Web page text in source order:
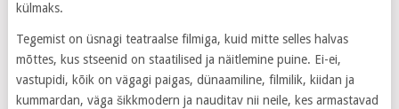
külmaks.
Tegemist on üsnagi teatraalse filmiga, kuid mitte selles halvas
mõttes, kus stseenid on staatilised ja näitlemine puine. Ei-ei,
vastupidi, kõik on vägagi paigas, dünaamiline, filmilik, kiidan ja
kummardan, väga šikkmodern ja nauditav nii neile, kes armastavad